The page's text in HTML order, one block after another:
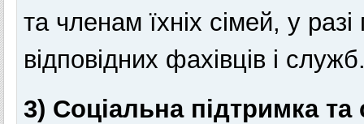
та членам їхніх сімей, у
відповідних фахівців і
3) Соціальна підтримка та